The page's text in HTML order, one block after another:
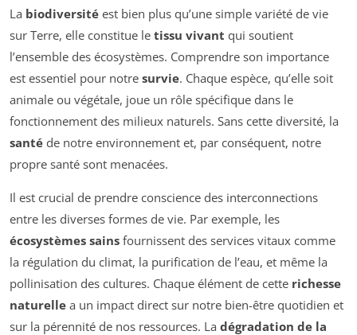
La biodiversité est bien plus qu’une simple variété de vie
sur Terre, elle constitue le tissu vivant qui soutient
l’ensemble des écosystèmes. Comprendre son importance
est essentiel pour notre survie. Chaque espèce, qu’elle soit
animale ou végétale, joue un rôle spécifique dans le
fonctionnement des milieux naturels. Sans cette diversité, la
santé de notre environnement et, par conséquent, notre
propre santé sont menacées.
Il est crucial de prendre conscience des interconnections
entre les diverses formes de vie. Par exemple, les
écosystèmes sains fournissent des services vitaux comme
la régulation du climat, la purification de l’eau, et même la
pollinisation des cultures. Chaque élément de cette richesse
naturelle a un impact direct sur notre bien-être quotidien et
sur la pérennité de nos ressources. La dégradation de la